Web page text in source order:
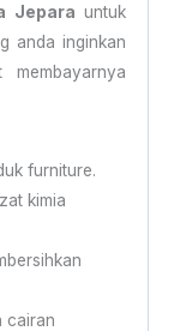
Jepara untuk
anda inginkan
furniture.
kimia
cairan